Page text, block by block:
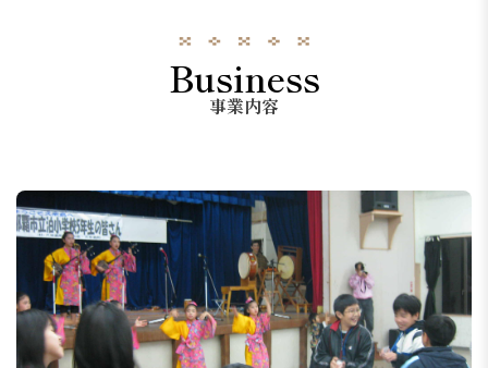
Business
事業内容